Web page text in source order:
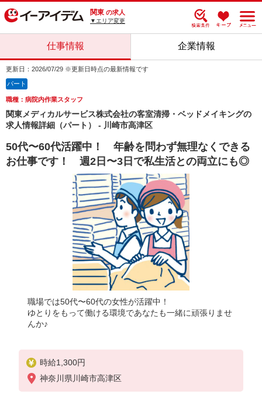
関東 の求人
▼エリア変更
仕事情報 企業情報
更新日：2026/07/29 ※更新日時点の最新情報です
パート
職種：病院内作業スタッフ
関東メディカルサービス株式会社の客室清掃・ベッドメイキングの
求人情報詳細（パート） - 川崎市高津区
50代〜60代活躍中！ 年齢を問わず無理なくできる
お仕事です！ 週2日〜3日で私生活との両立にも◎
職場では50代〜60代の女性が活躍中！
ゆとりをもって働ける環境であなたも一緒に頑張りませ
んか♪
時給1,300円
神奈川県川崎市高津区